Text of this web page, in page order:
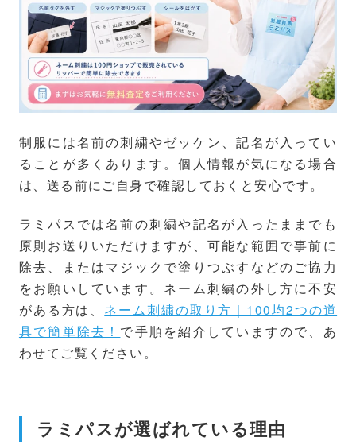
制服には名前の刺繍やゼッケン、記名が入ってい
ることが多くあります。個人情報が気になる場合
は、送る前にご自身で確認しておくと安心です。
ラミパスでは名前の刺繍や記名が入ったままでも
原則お送りいただけますが、可能な範囲で事前に
除去、またはマジックで塗りつぶすなどのご協力
をお願いしています。ネーム刺繍の外し方に不安
がある方は、 ネーム刺繍の取り方｜100均2つの道
具で簡単除去！ で手順を紹介していますので、あ
わせてご覧ください。
ラミパスが選ばれている理由